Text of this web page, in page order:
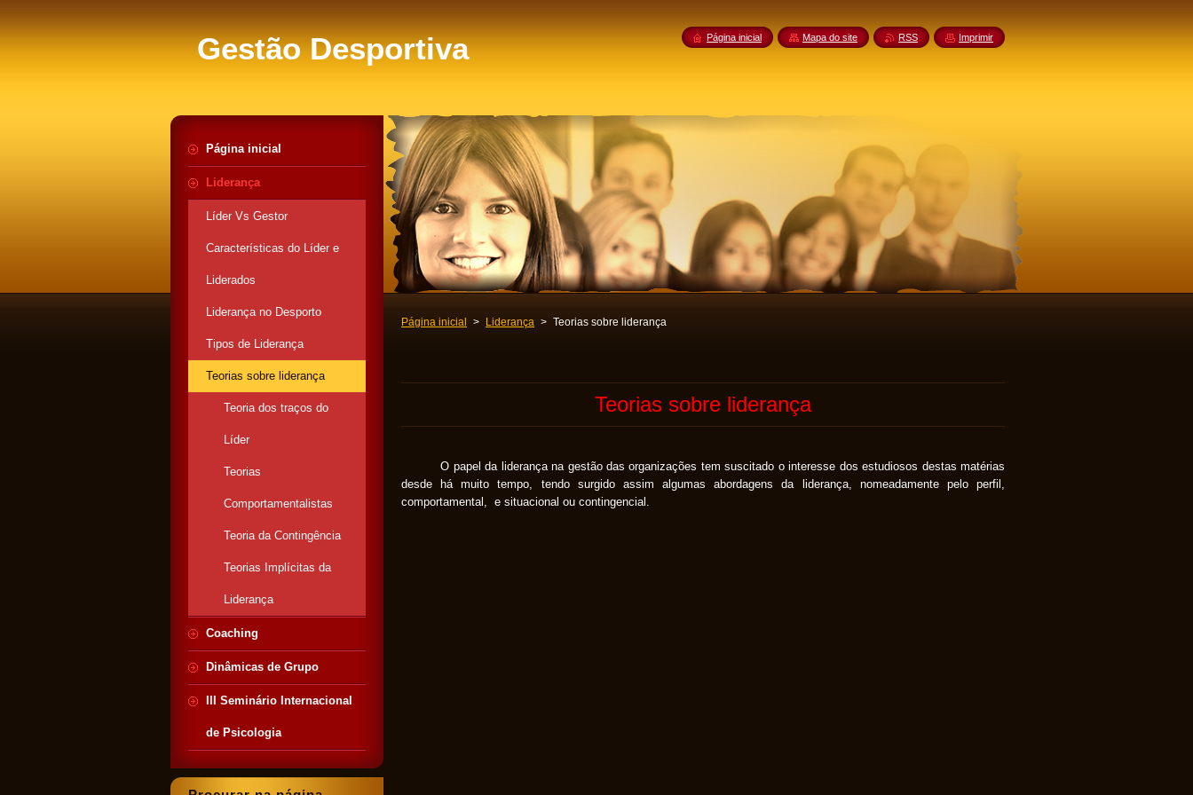
Gestão Desportiva
Página inicial > Liderança > Teorias sobre liderança
Teorias sobre liderança
O papel da liderança na gestão das organizações tem suscitado o interesse dos estudiosos destas matérias
desde há muito tempo, tendo surgido assim algumas abordagens da liderança, nomeadamente pelo perfil,
comportamental, e situacional ou contingencial.
Página inicial
Liderança
Líder Vs Gestor
Características do Líder e
Liderados
Liderança no Desporto
Tipos de Liderança
Teorias sobre liderança
Teoria dos traços do
Líder
Teorias
Comportamentalistas
Teoria da Contingência
Teorias Implícitas da
Liderança
Coaching
Dinâmicas de Grupo
III Seminário Internacional
de Psicologia
Página inicial Mapa do site RSS Imprimir